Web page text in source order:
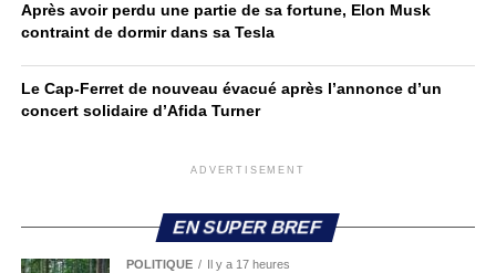
Après avoir perdu une partie de sa fortune, Elon Musk
contraint de dormir dans sa Tesla
Le Cap-Ferret de nouveau évacué après l’annonce d’un
concert solidaire d’Afida Turner
ADVERTISEMENT
EN SUPER BREF
POLITIQUE Il y a 17 heures